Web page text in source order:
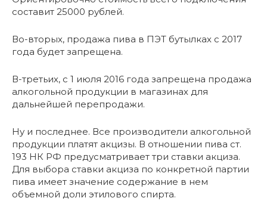
составит 25000 рублей.
Во-вторых, продажа пива в ПЭТ бутылках с 2017
года будет запрещена.
В-третьих, с 1 июля 2016 года запрещена продажа
алкогольной продукции в магазинах для
дальнейшей перепродажи.
Ну и последнее. Все производители алкогольной
продукции платят акцизы. В отношении пива ст.
193 НК РФ предусматривает три ставки акциза.
Для выбора ставки акциза по конкретной партии
пива имеет значение содержание в нем
объемной доли этилового спирта.